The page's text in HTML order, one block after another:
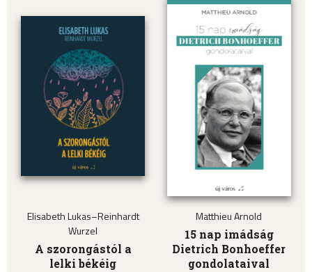
Elisabeth Lukas–Reinhardt
Wurzel
A szorongástól a
lelki békéig
Matthieu Arnold
15 nap imádság
Dietrich Bonhoeffer
gondolataival